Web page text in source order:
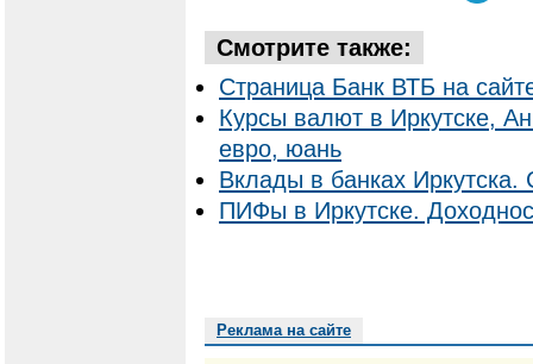
Смотрите также:
Страница Банк ВТБ на
Курсы валют в Иркутске,
евро, юань
Вклады в банках Иркутска.
ПИФы в Иркутске.
Реклама на сайте